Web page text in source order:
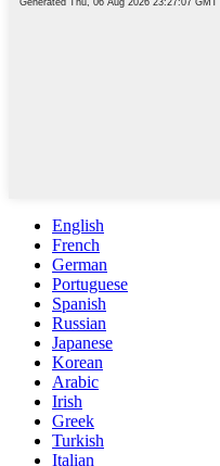
English
French
German
Portuguese
Spanish
Russian
Japanese
Korean
Arabic
Irish
Greek
Turkish
Italian